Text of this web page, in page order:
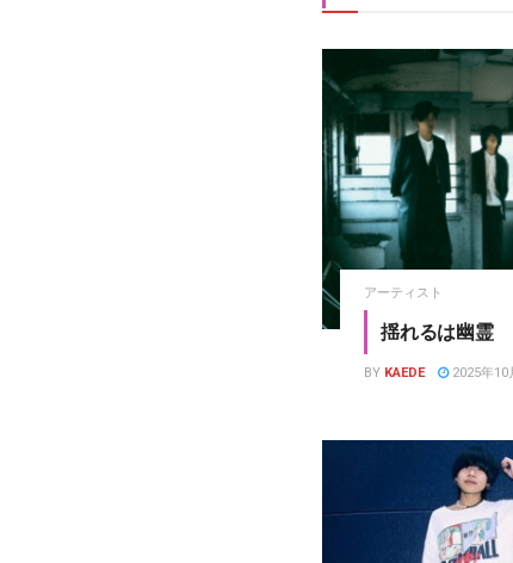
アーティスト
揺れるは幽霊
BY KAEDE 2025年10